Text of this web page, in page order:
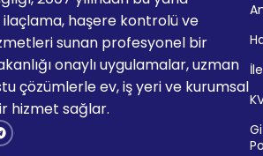
haşere kontrolü ve
sunan profesyonel bir
onaylı uygulamalar, uzman
çözümlerle ev, iş yeri ve kurumsal
hizmet sağlar.